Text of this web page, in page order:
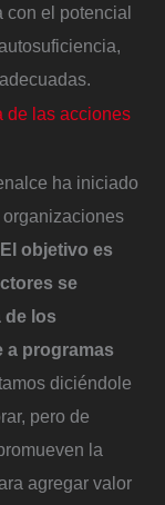
con el potencial
de las acciones
ha iniciado
El objetivo es
se
de los
a programas
diciéndole
pero de
la
agregar valor